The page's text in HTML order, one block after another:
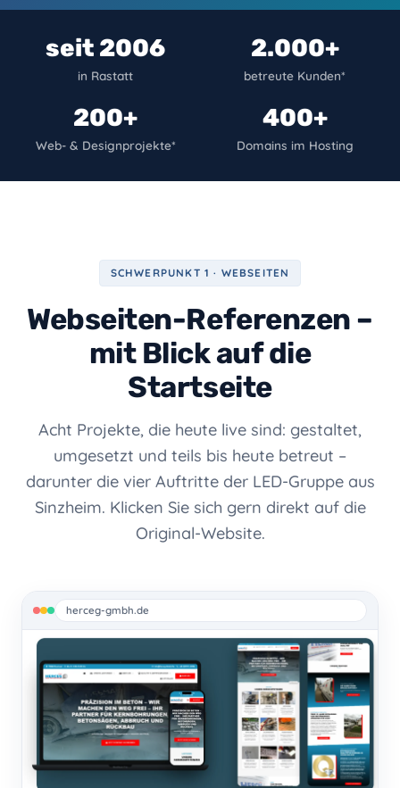
seit 2006
in Rastatt
2.000+
betreute Kunden*
200+
Web- & Designprojekte*
400+
Domains im Hosting
SCHWERPUNKT 1 · WEBSEITEN
Webseiten-Referenzen –
mit Blick auf die
Startseite
Acht Projekte, die heute live sind: gestaltet,
umgesetzt und teils bis heute betreut –
darunter die vier Auftritte der LED-Gruppe aus
Sinzheim. Klicken Sie sich gern direkt auf die
Original-Website.
herceg-gmbh.de